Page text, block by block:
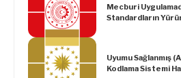
Mecburi
Standardların
Uyumu Sağlanmış
Kodlama Sistemi